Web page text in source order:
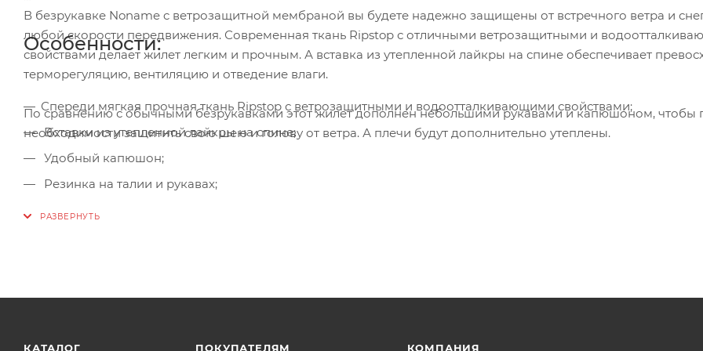
В безрукавке Noname c ветрозащитной мембраной вы будете надежно защищены от встречного ветра и
любой скорости передвижения. Современная ткань Ripstop с отличными ветрозащитными и
свойствами делает жилет легким и прочным. А вставка из утепленной лайкры на спине обеспечивает
терморегуляцию, вентиляцию и отведение влаги.
По сравнению с обычными безрукавками этот жилет дополнен небольшими рукавами и капюшоном, чтобы
необходимости защитить свою шею и голову от ветра. А плечи будут дополнительно утеплены.
Особенности:
Спереди мягкая прочная ткань Ripstop с ветрозащитными и водоотталкивающими свойствами;
Вставки из утепленной лайкры на спине;
Удобный капюшон;
Резинка на талии и рукавах;
Безрукавка анатомичес­кого кроя;
КАТАЛОГ ПОКУПАТЕЛЯМ КОМПАНИЯ